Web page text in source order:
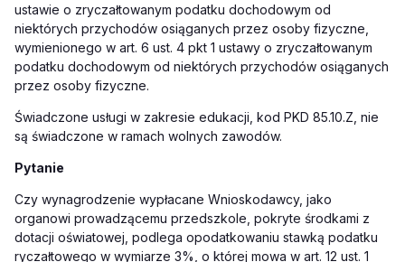
ustawie o zryczałtowanym podatku dochodowym od
niektórych przychodów osiąganych przez osoby fizyczne,
wymienionego w art. 6 ust. 4 pkt 1 ustawy o zryczałtowanym
podatku dochodowym od niektórych przychodów osiąganych
przez osoby fizyczne.
Świadczone usługi w zakresie edukacji, kod PKD 85.10.Z, nie
są świadczone w ramach wolnych zawodów.
Pytanie
Czy wynagrodzenie wypłacane Wnioskodawcy, jako
organowi prowadzącemu przedszkole, pokryte środkami z
dotacji oświatowej, podlega opodatkowaniu stawką podatku
ryczałtowego w wymiarze 3%, o której mowa w art. 12 ust. 1